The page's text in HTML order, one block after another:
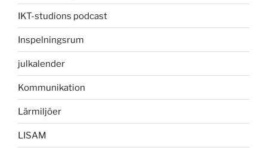
IKT-studions podcast
Inspelningsrum
julkalender
Kommunikation
Lärmiljöer
LISAM